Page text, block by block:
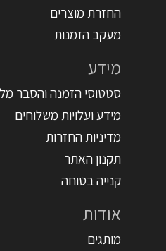
החזרת מוצרים
מעקב הזמנות
מידע
סטטוסי הזמנה והסבר
מידע ועלויות משלוחים
מדיניות החזרות
תקנון האתר
קנייה בטוחה
אודות
מותגים